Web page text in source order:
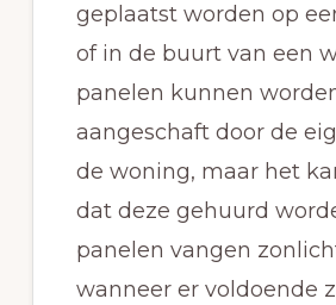
geplaatst worden op
of in de buurt van een
panelen kunnen
aangeschaft door de
de woning, maar het
dat deze gehuurd
panelen vangen
wanneer er voldoende